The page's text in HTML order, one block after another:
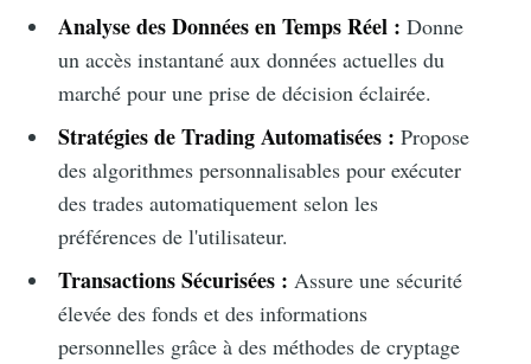
Analyse des Données en Temps Réel : Donne
un accès instantané aux données actuelles du
marché pour une prise de décision éclairée.
Stratégies de Trading Automatisées : Propose
des algorithmes personnalisables pour exécuter
des trades automatiquement selon les
préférences de l'utilisateur.
Transactions Sécurisées : Assure une sécurité
élevée des fonds et des informations
personnelles grâce à des méthodes de cryptage